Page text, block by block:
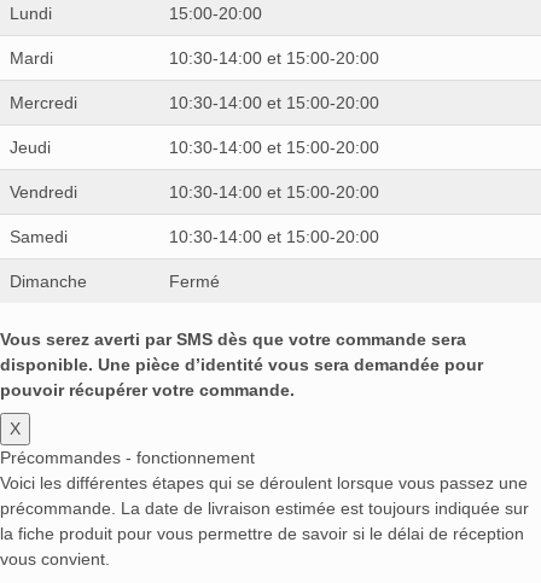
Lundi 15:00-20:00
Mardi 10:30-14:00 et 15:00-20:00
Mercredi 10:30-14:00 et 15:00-20:00
Jeudi 10:30-14:00 et 15:00-20:00
Vendredi 10:30-14:00 et 15:00-20:00
Samedi 10:30-14:00 et 15:00-20:00
Dimanche Fermé
Vous serez averti par SMS dès que votre commande sera
disponible. Une pièce d’identité vous sera demandée pour
pouvoir récupérer votre commande.
X
Précommandes - fonctionnement
Voici les différentes étapes qui se déroulent lorsque vous passez une
précommande. La date de livraison estimée est toujours indiquée sur
la fiche produit pour vous permettre de savoir si le délai de réception
vous convient.